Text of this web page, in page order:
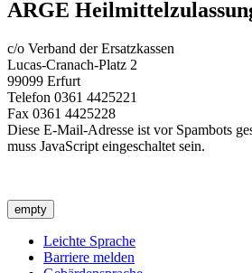
ARGE
c/o Verband der Ersatzkassen
Lucas-Cranach-Platz 2
99099 Erfurt
Telefon 0361 4425221
Fax 0361 4425228
Diese E-Mail-Adresse ist vor Spambots
muss JavaScript eingeschaltet sein.
empty
Leichte Sprache
Barriere melden